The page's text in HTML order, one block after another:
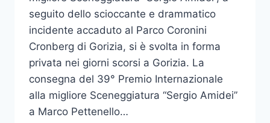
seguito dello scioccante e drammatico
incidente accaduto al Parco Coronini
Cronberg di Gorizia, si è svolta in forma
privata nei giorni scorsi a Gorizia. La
consegna del 39° Premio Internazionale
alla migliore Sceneggiatura “Sergio Amidei”
a Marco Pettenello…